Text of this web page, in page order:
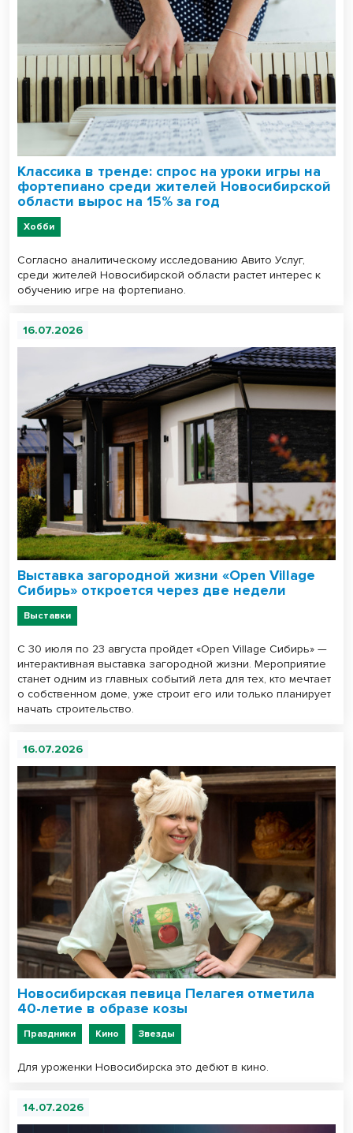
Классика в тренде: спрос на уроки игры на
фортепиано среди жителей Новосибирской
области вырос на 15% за год
Хобби
Согласно аналитическому исследованию Авито Услуг,
среди жителей Новосибирской области растет интерес к
обучению игре на фортепиано.
16.07.2026
Выставка загородной жизни «Open Village
Сибирь» откроется через две недели
Выставки
С 30 июля по 23 августа пройдет «Open Village Сибирь» —
интерактивная выставка загородной жизни. Мероприятие
станет одним из главных событий лета для тех, кто мечтает
о собственном доме, уже строит его или только планирует
начать строительство.
16.07.2026
Новосибирская певица Пелагея отметила
40-летие в образе козы
Праздники Кино Звезды
Для уроженки Новосибирска это дебют в кино.
14.07.2026